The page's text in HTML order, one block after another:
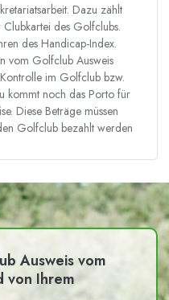
Dazu zählt
des Golfclubs.
des Handicap-Index.
vom Golfclub Ausweis
im Golfclub bzw.
kommt noch das Porto für
Diese Beträge müssen
Golfclub bezahlt werden
Ausweis vom
von Ihrem